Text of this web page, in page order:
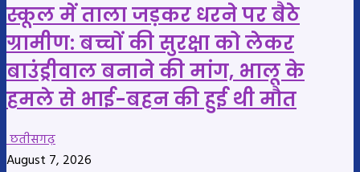
स्कूल में ताला जड़कर धरने पर बैठे
ग्रामीण: बच्चों की सुरक्षा को लेकर
बाउंड्रीवाल बनाने की मांग, भालू के
हमले से भाई-बहन की हुई थी मौत
छतीसगढ़
August 7, 2026